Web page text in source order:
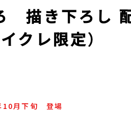
描き下ろし
クレ限定）
10月下旬 登場